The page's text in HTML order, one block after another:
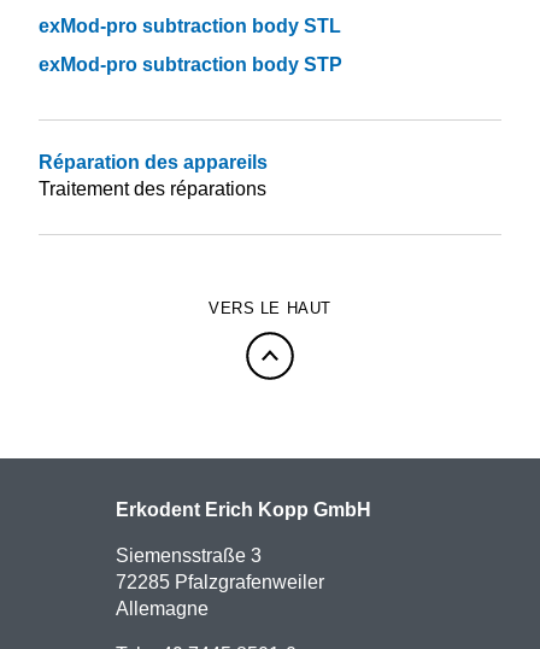
exMod-pro subtraction body STL
exMod-pro subtraction body STP
Réparation des appareils
Traitement des réparations
VERS LE HAUT
Erkodent Erich Kopp GmbH
Siemensstraße 3
72285 Pfalzgrafenweiler
Allemagne